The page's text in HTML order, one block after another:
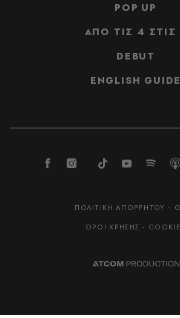
POP UP
ΑΠΟ ΤΙΣ 4 ΣΤΙΣ
DEBUT
ENGLISH GUIDE
ΠΟΛΙΤΙΚΗ ΑΠΟΡΡΗΤΟΥ -
ΟΡΟΙ ΧΡΗΣΗΣ -